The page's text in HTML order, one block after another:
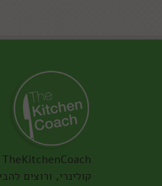
קולינרי, ורוצים